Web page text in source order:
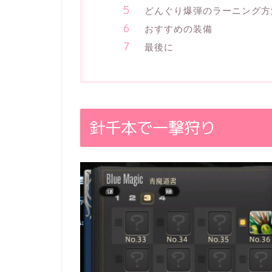
どんぐり爆弾のラーニング
おすすめの装備
最後に
針千本で一撃狩り